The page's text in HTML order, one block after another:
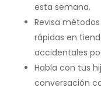
esta semana.
Revisa
rápidas en
accidentales
Habla con tus
conversación